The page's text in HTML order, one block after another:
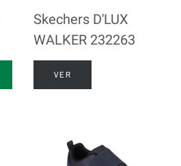
Skechers D'LUX
WALKER 232263
VER